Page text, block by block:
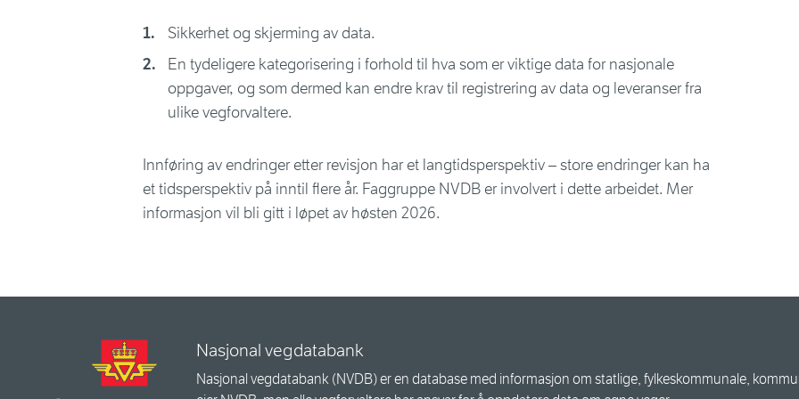
Sikkerhet og skjerming av data.
En tydeligere kategorisering i forhold til hva som er viktige data for nasjonale
oppgaver, og som dermed kan endre krav til registrering av data og leveranser fra
ulike vegforvaltere.
Innføring av endringer etter revisjon har et langtidsperspektiv – store endringer kan ha
et tidsperspektiv på inntil flere år. Faggruppe NVDB er involvert i dette arbeidet. Mer
informasjon vil bli gitt i løpet av høsten 2026.
Nasjonal vegdatabank
Nasjonal vegdatabank (NVDB) er en database med informasjon om statlige, fylkeskommunale,